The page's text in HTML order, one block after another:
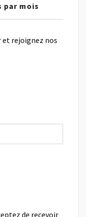
par mois
rejoignez nos
de recevoir